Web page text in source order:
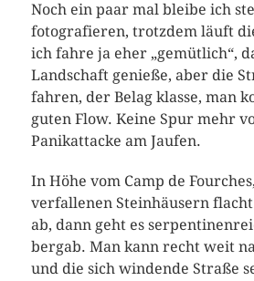
Noch ein paar mal bleibe ich
fotografieren, trotzdem läuft
ich fahre ja eher „gemütlich“,
Landschaft genieße, aber die
fahren, der Belag klasse, man
guten Flow. Keine Spur mehr
Panikattacke am Jaufen.
In Höhe vom Camp de
verfallenen Steinhäusern
ab, dann geht es
bergab. Man kann recht weit
und die sich windende Straße